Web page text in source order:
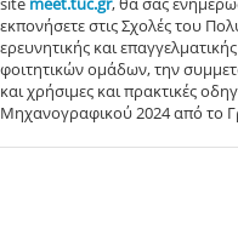
εκπονήσετε στις Σχολές του
ερευνητικής και
φοιτητικών ομάδων, την
και χρήσιμες και πρακτικές
Μηχανογραφικού 2024 από το